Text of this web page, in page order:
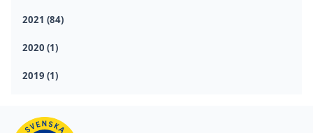
2021 (84)
2020 (1)
2019 (1)